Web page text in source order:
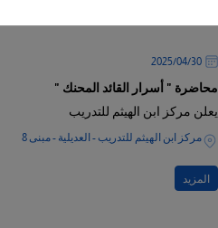
30‏/04‏/2025
محاضرة " أسرار القائد المحنك "
يعلن مركز ابن الهيثم للتدريب
مركز ابن الهيثم للتدريب - العديلية - مبنى 8
المزيد